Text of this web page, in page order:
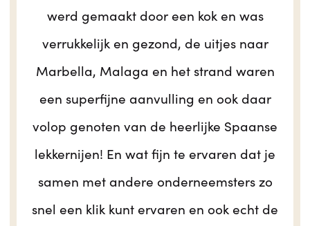
werd gemaakt door een kok en was
verrukkelijk en gezond, de uitjes naar
Marbella, Malaga en het strand waren
een superfijne aanvulling en ook daar
volop genoten van de heerlijke Spaanse
lekkernijen! En wat fijn te ervaren dat je
samen met andere onderneemsters zo
snel een klik kunt ervaren en ook echt de